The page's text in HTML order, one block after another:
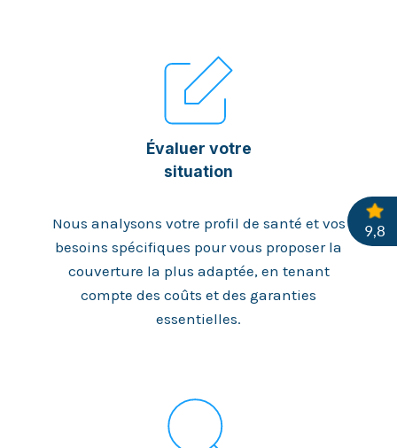
Évaluer votre
situation
Nous analysons votre profil de santé et vos
besoins spécifiques pour vous proposer la
couverture la plus adaptée, en tenant
compte des coûts et des garanties
essentielles.